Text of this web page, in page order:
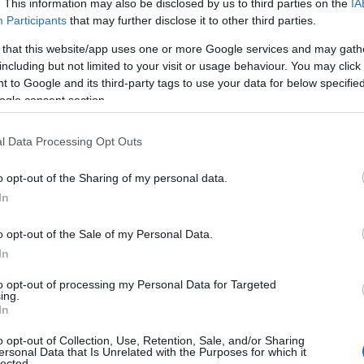
This information may also be disclosed by us to third parties on the
Participants that may further disclose it to other third parties.
that this website/app uses one or more Google services and may
but not limited to your visit or usage behaviour. You may
to Google and its third-party tags to use your data for below
consent section.
Data Processing Opt Outs
opt-out of the Sharing of my personal data.
opt-out of the Sale of my Personal Data.
opt-out of processing my Personal Data for Targeted
opt-out of Collection, Use, Retention, Sale, and/or Sharing
Data that Is Unrelated with the Purposes for which it
és az adományok élvezete, sőt
éppen ellenkezőleg: A főként iszlám
kezdettől fogva zsákmánynak
bizonyítani igyekeznek. Ehhez tartozik a
és az uralkodó klánok kriminális
fosztogatást, illegális szerencsejátékok
nőkkel való kereskedelmet. Tudatosan azt a
és ebből a törekvésből magyarázható
minden lehető alkalommal erőszakos
célcsoportot a tűzoltók, mentők és
szétzúzása – amint alkalom nyílik rá
Jogállamiság német